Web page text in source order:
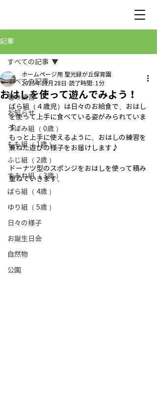
記事
すべての記事
箸の練習
お知らせ
つぼみ組（ 0歳 ）
もも組（ 1歳 ）
ふじ組（ 2歳 ）
すみれ組（ 3歳 ）
ばら組（ 4歳 ）
ゆり組（ 5歳 ）
日々の様子
お誕生日会
自然物
公園
すべての記事
おはしを使って遊んでみよう！
ホームページ用 聖光緑が丘保育園
2025年11月28日 読了時間: 1分
ばら組（４歳児）は日々のお給食で、おはし
を使って上手に食べている姿がみられていま
す。
もっと上手に使えるように、おはしの練習を
兼ねた遊びの様子をお届けします♪
ドーナツ型のスポンジをおはしを使って積み
重ねていきます。